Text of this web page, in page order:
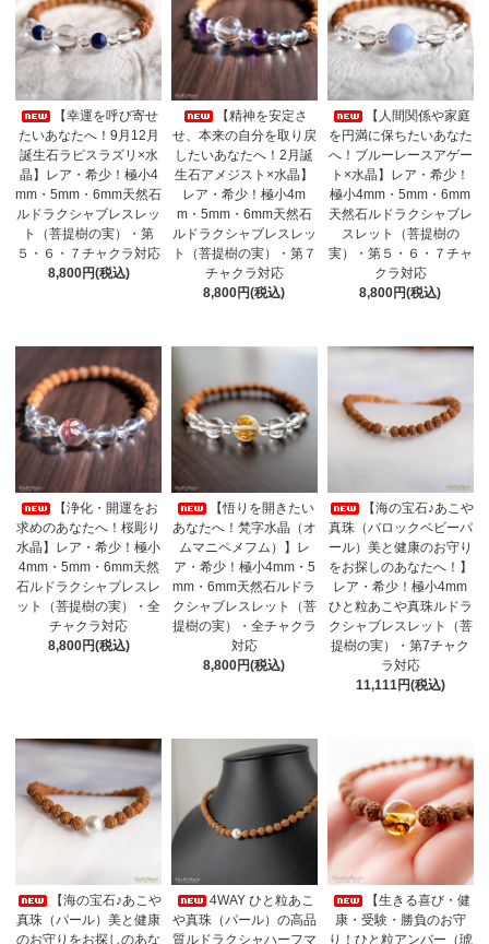
【幸運を呼び寄せ
たいあなたへ！9月12月
誕生石ラピスラズリ×水
晶】レア・希少！極小4
mm・5mm・6mm天然石
ルドラクシャブレスレッ
ト（菩提樹の実）・第
５・６・７チャクラ対応
8,800円(税込)
【精神を安定さ
せ、本来の自分を取り戻
したいあなたへ！2月誕
生石アメジスト×水晶】
レア・希少！極小4m
m・5mm・6mm天然石
ルドラクシャブレスレッ
ト（菩提樹の実）・第７
チャクラ対応
8,800円(税込)
【人間関係や家庭
を円満に保ちたいあなた
へ！ブルーレースアゲー
ト×水晶】レア・希少！
極小4mm・5mm・6mm
天然石ルドラクシャブレ
スレット（菩提樹の
実）・第５・６・７チャ
クラ対応
8,800円(税込)
【浄化・開運をお
求めのあなたへ！桜彫り
水晶】レア・希少！極小
4mm・5mm・6mm天然
石ルドラクシャブレスレ
ット（菩提樹の実）・全
チャクラ対応
8,800円(税込)
【悟りを開きたい
あなたへ！梵字水晶（オ
ムマニペメフム）】レ
ア・希少！極小4mm・5
mm・6mm天然石ルドラ
クシャブレスレット（菩
提樹の実）・全チャクラ
対応
8,800円(税込)
【海の宝石♪あこや
真珠（バロックベビーパ
ール）美と健康のお守り
をお探しのあなたへ！】
レア・希少！極小4mm
ひと粒あこや真珠ルドラ
クシャブレスレット（菩
提樹の実）・第7チャク
ラ対応
11,111円(税込)
【海の宝石♪あこや
真珠（パール）美と健康
のお守りをお探しのあな
4WAY ひと粒あこ
や真珠（パール）の高品
質ルドラクシャハーフマ
【生きる喜び・健
康・受験・勝負のお守
り！ひと粒アンバー（琥